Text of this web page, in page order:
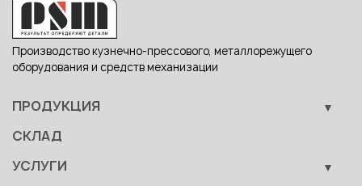
Производство кузнечно-прессового, металлорежущего
оборудования и средств механизации
ПРОДУКЦИЯ
Вспомогательные средства механизации
СКЛАД
УСЛУГИ